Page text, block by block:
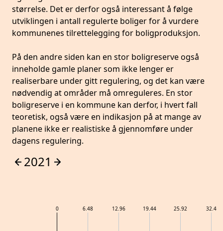
størrelse. Det er derfor også interessant å følge
utviklingen i antall regulerte boliger for å vurdere
kommunenes tilrettelegging for boligproduksjon.
På den andre siden kan en stor boligreserve også
inneholde gamle planer som ikke lenger er
realiserbare under gitt regulering, og det kan være
nødvendig at områder må omreguleres. En stor
boligreserve i en kommune kan derfor, i hvert fall
teoretisk, også være en indikasjon på at mange av
planene ikke er realistiske å gjennomføre under
dagens regulering.
2021
0 6.48 12.96 19.44 25.92 32.4